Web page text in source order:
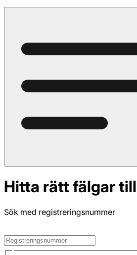
Hitta rätt fälgar
Sök med registreringsnummer